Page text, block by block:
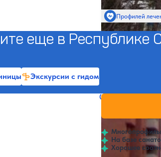
Профилей
еще в Республике
Экскурсии с гидом
Санаторий
На базе
Хорошее